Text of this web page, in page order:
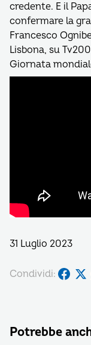
credente. E il
confermare la
Francesco
Lisbona, su
Giornata
31 Luglio 2023
Condividi:
Potrebbe